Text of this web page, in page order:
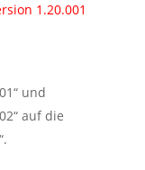
1.20.001
und
auf die